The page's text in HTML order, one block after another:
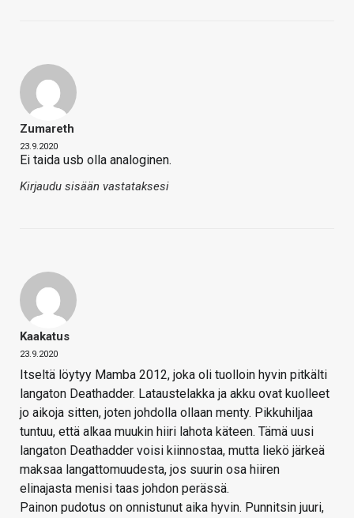
Zumareth
23.9.2020
Ei taida usb olla analoginen.
Kirjaudu sisään vastataksesi
Kaakatus
23.9.2020
Itseltä löytyy Mamba 2012, joka oli tuolloin hyvin pitkälti
langaton Deathadder. Lataustelakka ja akku ovat kuolleet
jo aikoja sitten, joten johdolla ollaan menty. Pikkuhiljaa
tuntuu, että alkaa muukin hiiri lahota käteen. Tämä uusi
langaton Deathadder voisi kiinnostaa, mutta liekö järkeä
maksaa langattomuudesta, jos suurin osa hiiren
elinajasta menisi taas johdon perässä.
Painon pudotus on onnistunut aika hyvin. Punnitsin juuri,